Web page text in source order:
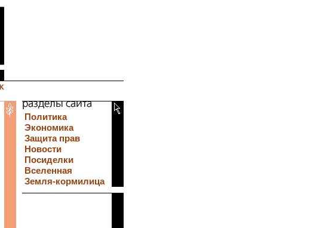
Политика
Экономика
Защита прав
Новости
Посиделки
Вселенная
Земля-кормилица